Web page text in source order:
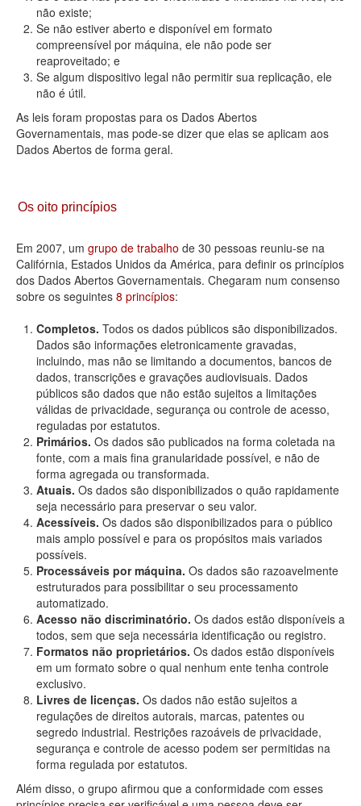
não existe;
Se não estiver aberto e disponível em formato
compreensível por máquina, ele não pode ser
reaproveitado; e
Se algum dispositivo legal não permitir sua replicação, ele
não é útil.
As leis foram propostas para os Dados Abertos
Governamentais, mas pode-se dizer que elas se aplicam aos
Dados Abertos de forma geral.
Os oito princípios
Em 2007, um grupo de trabalho de 30 pessoas reuniu-se na
Califórnia, Estados Unidos da América, para definir os princípios
dos Dados Abertos Governamentais. Chegaram num consenso
sobre os seguintes 8 princípios:
Completos. Todos os dados públicos são disponibilizados.
Dados são informações eletronicamente gravadas,
incluindo, mas não se limitando a documentos, bancos de
dados, transcrições e gravações audiovisuais. Dados
públicos são dados que não estão sujeitos a limitações
válidas de privacidade, segurança ou controle de acesso,
reguladas por estatutos.
Primários. Os dados são publicados na forma coletada na
fonte, com a mais fina granularidade possível, e não de
forma agregada ou transformada.
Atuais. Os dados são disponibilizados o quão rapidamente
seja necessário para preservar o seu valor.
Acessíveis. Os dados são disponibilizados para o público
mais amplo possível e para os propósitos mais variados
possíveis.
Processáveis por máquina. Os dados são razoavelmente
estruturados para possibilitar o seu processamento
automatizado.
Acesso não discriminatório. Os dados estão disponíveis a
todos, sem que seja necessária identificação ou registro.
Formatos não proprietários. Os dados estão disponíveis
em um formato sobre o qual nenhum ente tenha controle
exclusivo.
Livres de licenças. Os dados não estão sujeitos a
regulações de direitos autorais, marcas, patentes ou
segredo industrial. Restrições razoáveis de privacidade,
segurança e controle de acesso podem ser permitidas na
forma regulada por estatutos.
Além disso, o grupo afirmou que a conformidade com esses